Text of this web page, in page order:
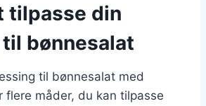
tilpasse din
bønnesalat
til bønnesalat med
flere måder, du kan tilpasse